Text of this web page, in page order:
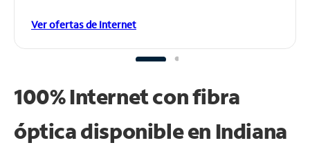
Ver ofertas de Internet
100% Internet con fibra
óptica disponible en Indiana